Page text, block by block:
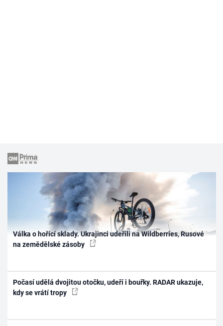
Válka o hořící sklady. Ukrajinci udeřili na Wildberries, Rusové
na zemědělské zásoby
Počasí udělá dvojitou otočku, udeří i bouřky. RADAR ukazuje,
kdy se vrátí tropy